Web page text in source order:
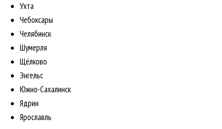
Ухта
Чебоксары
Челябинск
Шумерля
Щёлково
Энгельс
Южно-Сахалинск
Ядрин
Ярославль